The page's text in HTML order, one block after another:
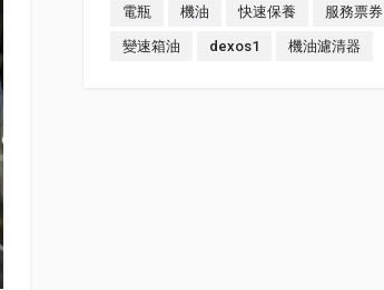
電瓶 機油 快速保養 服務票券
變速箱油 dexos1 機油濾清器